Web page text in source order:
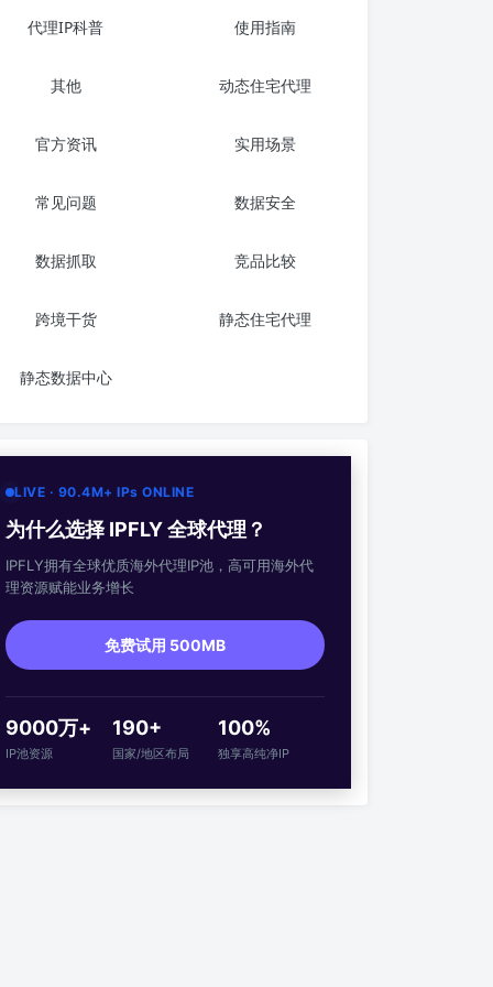
代理IP科普 使用指南
其他 动态住宅代理
官方资讯 实用场景
常见问题 数据安全
数据抓取 竞品比较
跨境干货 静态住宅代理
静态数据中心
LIVE · 90.4M+ IPs ONLINE
为什么选择 IPFLY 全球代理？
IPFLY拥有全球优质海外代理IP池，高可用海外代
理资源赋能业务增长
免费试用 500MB
9000万+
IP池资源
190+
国家/地区布局
100%
独享高纯净IP